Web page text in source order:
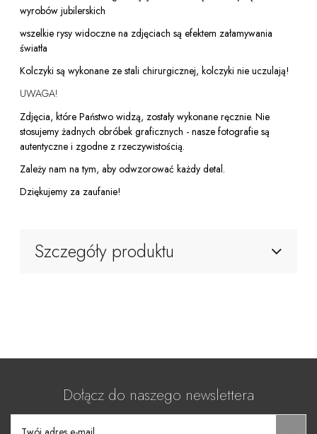
wyrobów jubilerskich
wszelkie rysy widoczne na zdjęciach są efektem załamywania
światła
Kolczyki są wykonane ze stali chirurgicznej, kolczyki nie uczulają!
UWAGA!
Zdjęcia, które Państwo widzą, zostały wykonane ręcznie. Nie
stosujemy żadnych obróbek graficznych - nasze fotografie są
autentyczne i zgodne z rzeczywistością.
Zależy nam na tym, aby odwzorować każdy detal.
Dziękujemy za zaufanie!
Szczegóły produktu
Dołącz do naszego newslettera